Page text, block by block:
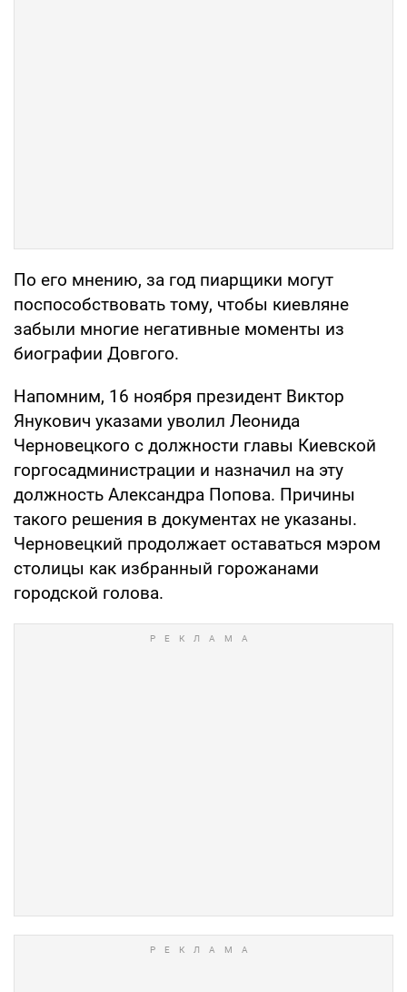
По его мнению, за год пиарщики могут
поспособствовать тому, чтобы киевляне
забыли многие негативные моменты из
биографии Довгого.
Напомним, 16 ноября президент Виктор
Янукович указами уволил Леонида
Черновецкого с должности главы Киевской
горгосадминистрации и назначил на эту
должность Александра Попова. Причины
такого решения в документах не указаны.
Черновецкий продолжает оставаться мэром
столицы как избранный горожанами
городской голова.